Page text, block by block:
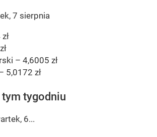
7 sierpnia
– 4,6005 zł
5,0172 zł
tygodniu
6...